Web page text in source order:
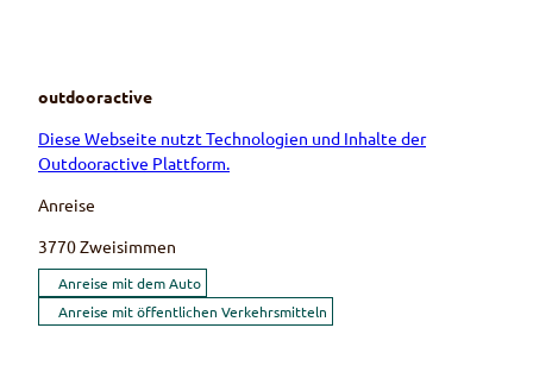
outdooractive
Diese Webseite nutzt Technologien und Inhalte der
Outdooractive Plattform.
Anreise
3770Zweisimmen
Anreise mit dem Auto
Anreise mit öffentlichen Verkehrsmitteln